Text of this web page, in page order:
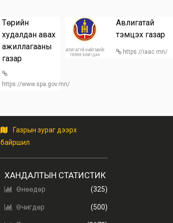
Төрийн
худалдан авах
ажиллагааны
газар
https://www.spa.gov.mn/
Авлигатай
тэмцэх газар
https://iaac.mn/
Газрын зураг дээрх
байршил
ХАНДАЛТЫН СТАТИСТИК
Өнөөдөр (325)
Өчигдөр (500)